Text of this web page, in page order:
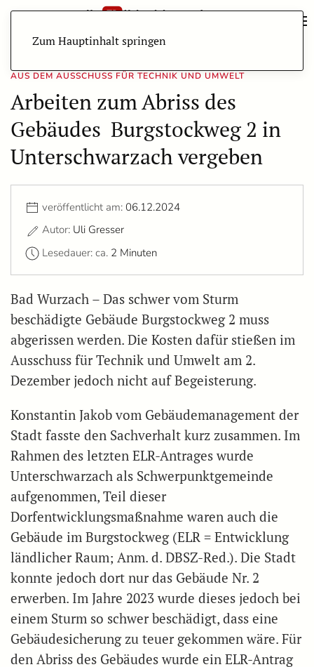
Zum Hauptinhalt springen
AUS DEM AUSSCHUSS FÜR TECHNIK UND UMWELT
Arbeiten zum Abriss des
Gebäudes Burgstockweg 2 in
Unterschwarzach vergeben
veröffentlicht am: 06.12.2024
Autor: Uli Gresser
Lesedauer: ca. 2 Minuten
Bad Wurzach – Das schwer vom Sturm
beschädigte Gebäude Burgstockweg 2 muss
abgerissen werden. Die Kosten dafür stießen im
Ausschuss für Technik und Umwelt am 2.
Dezember jedoch nicht auf Begeisterung.
Konstantin Jakob vom Gebäudemanagement der
Stadt fasste den Sachverhalt kurz zusammen. Im
Rahmen des letzten ELR-Antrages wurde
Unterschwarzach als Schwerpunktgemeinde
aufgenommen, Teil dieser
Dorfentwicklungsmaßnahme waren auch die
Gebäude im Burgstockweg (ELR = Entwicklung
ländlicher Raum; Anm. d. DBSZ-Red.). Die Stadt
konnte jedoch dort nur das Gebäude Nr. 2
erwerben. Im Jahre 2023 wurde dieses jedoch bei
einem Sturm so schwer beschädigt, dass eine
Gebäudesicherung zu teuer gekommen wäre. Für
den Abriss des Gebäudes wurde ein ELR-Antrag